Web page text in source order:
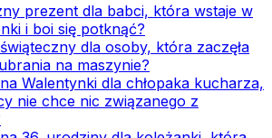
prezent dla babci, która wstaje w
i boi się potknąć?
dla osoby, która zaczęła
na maszynie?
Walentynki dla chłopaka kucharza,
nie chce nic związanego z